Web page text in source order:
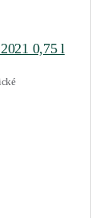
0,75 l
l množství